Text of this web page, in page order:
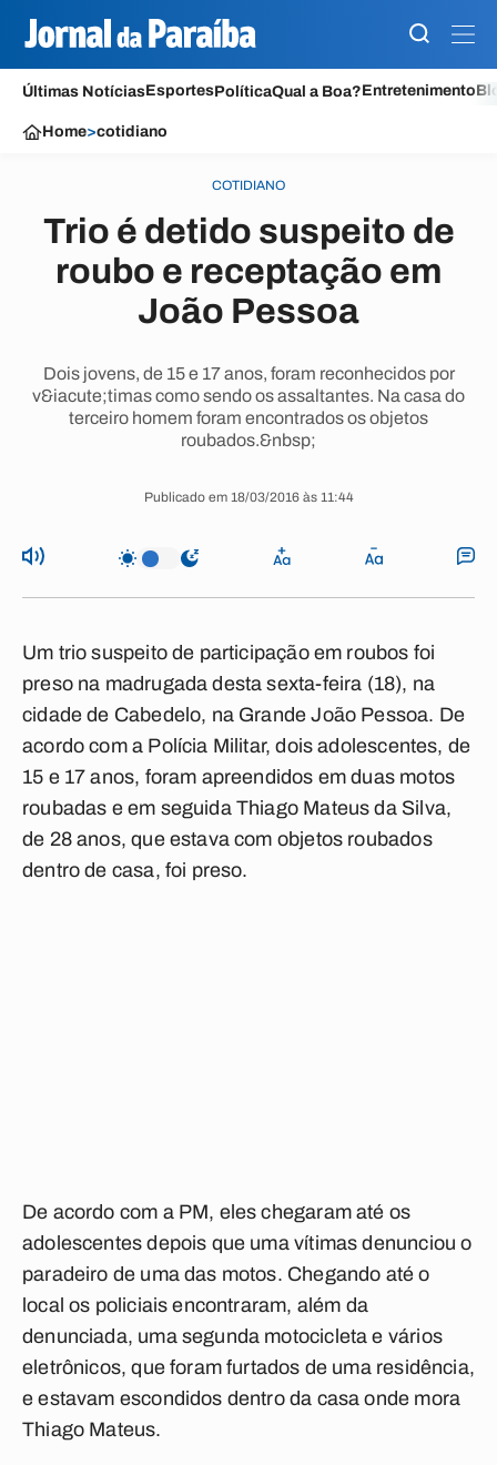
Últimas NotíciasEsportesPolíticaQual a Boa?Entretenimento
Home>cotidiano
COTIDIANO
Trio é detido suspeito de
roubo e receptação em
João Pessoa
Dois jovens, de 15 e 17 anos, foram reconhecidos por
v&iacute;timas como sendo os assaltantes. Na casa do
terceiro homem foram encontrados os objetos
roubados.&nbsp;
Publicado em 18/03/2016 às 11:44
Um trio suspeito de participação em roubos foi
preso na madrugada desta sexta-feira (18), na
cidade de Cabedelo, na Grande João Pessoa. De
acordo com a Polícia Militar, dois adolescentes, de
15 e 17 anos, foram apreendidos em duas motos
roubadas e em seguida Thiago Mateus da Silva,
de 28 anos, que estava com objetos roubados
dentro de casa, foi preso.
De acordo com a PM, eles chegaram até os
adolescentes depois que uma vítimas denunciou o
paradeiro de uma das motos. Chegando até o
local os policiais encontraram, além da
denunciada, uma segunda motocicleta e vários
eletrônicos, que foram furtados de uma residência,
e estavam escondidos dentro da casa onde mora
Thiago Mateus.